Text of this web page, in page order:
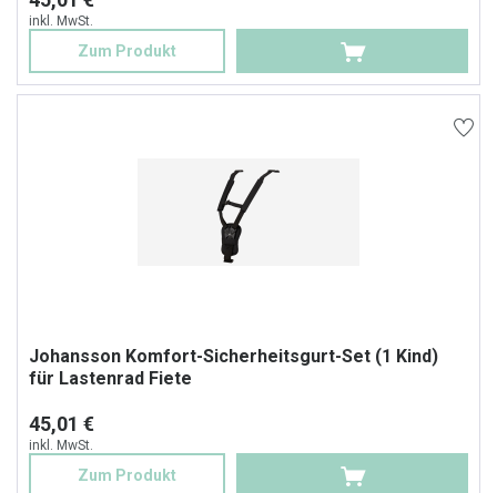
inkl. MwSt.
Zum Produkt
Johansson Komfort-Sicherheitsgurt-Set (1 Kind)
für Lastenrad Fiete
45,01 €
inkl. MwSt.
Zum Produkt